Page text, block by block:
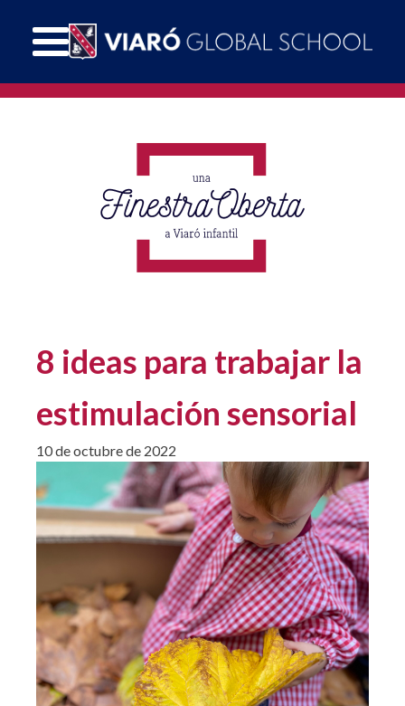
8 ideas para trabajar la
estimulación sensorial
10 de octubre de 2022